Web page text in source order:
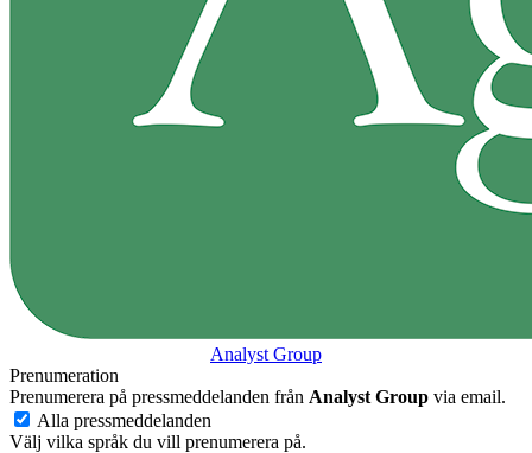
Analyst Group
Prenumeration
Prenumerera på pressmeddelanden från Analyst Group via email.
Alla pressmeddelanden
Välj vilka språk du vill prenumerera på.